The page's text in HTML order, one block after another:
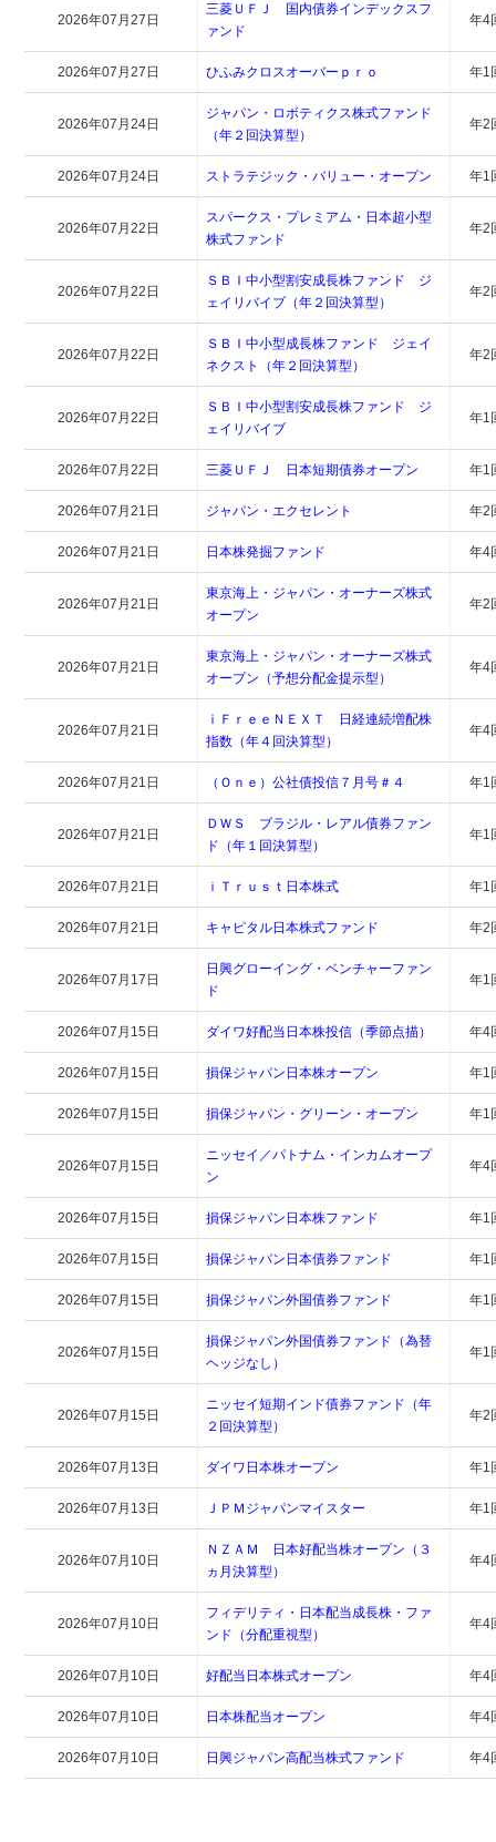
2026年07月27日
三菱ＵＦＪ 国内債券インデックスフ
ァンド
年4
2026年07月27日 ひふみクロスオーバーｐｒｏ 年1
2026年07月24日
ジャパン・ロボティクス株式ファンド
（年２回決算型）
年2
2026年07月24日 ストラテジック・バリュー・オープン 年1
2026年07月22日
スパークス・プレミアム・日本超小型
株式ファンド
年2
2026年07月22日
ＳＢＩ中小型割安成長株ファンド ジ
ェイリバイブ（年２回決算型）
年2
2026年07月22日
ＳＢＩ中小型成長株ファンド ジェイ
ネクスト（年２回決算型）
年2
2026年07月22日
ＳＢＩ中小型割安成長株ファンド ジ
ェイリバイブ
年1
2026年07月22日 三菱ＵＦＪ 日本短期債券オープン 年1
2026年07月21日 ジャパン・エクセレント 年2
2026年07月21日 日本株発掘ファンド 年4
2026年07月21日
東京海上・ジャパン・オーナーズ株式
オープン
年2
2026年07月21日
東京海上・ジャパン・オーナーズ株式
オープン（予想分配金提示型）
年4
2026年07月21日
ｉＦｒｅｅＮＥＸＴ 日経連続増配株
指数（年４回決算型）
年4
2026年07月21日 （Ｏｎｅ）公社債投信７月号＃４ 年1
2026年07月21日
ＤＷＳ ブラジル・レアル債券ファン
ド（年１回決算型）
年1
2026年07月21日 ｉＴｒｕｓｔ日本株式 年1
2026年07月21日 キャピタル日本株式ファンド 年2
2026年07月17日
日興グローイング・ベンチャーファン
ド
年1
2026年07月15日 ダイワ好配当日本株投信（季節点描） 年4
2026年07月15日 損保ジャパン日本株オープン 年1
2026年07月15日 損保ジャパン・グリーン・オープン 年1
2026年07月15日
ニッセイ／パトナム・インカムオープ
ン
年4
2026年07月15日 損保ジャパン日本株ファンド 年1
2026年07月15日 損保ジャパン日本債券ファンド 年1
2026年07月15日 損保ジャパン外国債券ファンド 年1
2026年07月15日
損保ジャパン外国債券ファンド（為替
ヘッジなし）
年1
2026年07月15日
ニッセイ短期インド債券ファンド（年
２回決算型）
年2
2026年07月13日 ダイワ日本株オープン 年1
2026年07月13日 ＪＰＭジャパンマイスター 年1
2026年07月10日
ＮＺＡＭ 日本好配当株オープン（３
ヵ月決算型）
年4
2026年07月10日
フィデリティ・日本配当成長株・ファ
ンド（分配重視型）
年4
2026年07月10日 好配当日本株式オープン 年4
2026年07月10日 日本株配当オープン 年4
2026年07月10日 日興ジャパン高配当株式ファンド 年4